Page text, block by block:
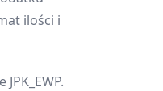
ilości i